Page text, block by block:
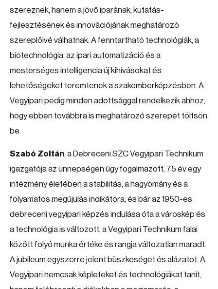
szereznek, hanem a jövő iparának, kutatás-
fejlesztésének és innovációjának meghatározó
szereplőivé válhatnak. A fenntartható technológiák, a
biotechnológia, az ipari automatizáció és a
mesterséges intelligencia új kihívásokat és
lehetőségeket teremtenek a szakemberképzésben. A
Vegyipari pedig minden adottsággal rendelkezik ahhoz,
hogy ebben továbbra is meghatározó szerepet töltsön
be.
Szabó Zoltán, a Debreceni SZC Vegyipari Technikum
igazgatója az ünnepségen úgy fogalmazott, 75 év egy
intézmény életében a stabilitás, a hagyomány és a
folyamatos megújulás indikátora, és bár az 1950-es
debreceni vegyipari képzés indulása óta a városkép és
a technológia is változott, a Vegyipari Technikum falai
között folyó munka értéke és rangja változatlan maradt.
A jubileum egyszerre jelent büszkeséget és alázatot. A
Vegyipari nemcsak képleteket és technológiákat tanít,